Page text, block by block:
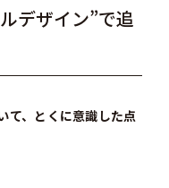
デザイン”で追
て、とくに意識した点